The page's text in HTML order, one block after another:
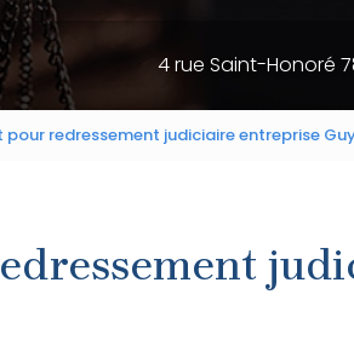
4 rue Saint-Honoré
pour redressement judiciaire entreprise